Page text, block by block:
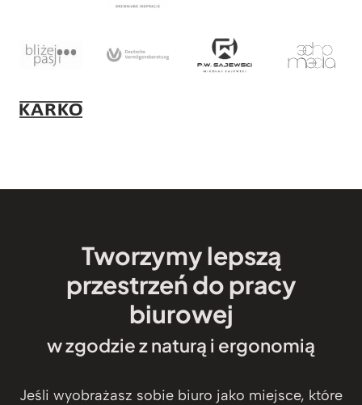
Tworzymy lepszą
przestrzeń do pracy
biurowej
w zgodzie z naturą i ergonomią
Jeśli wyobrażasz sobie biuro jako miejsce, które